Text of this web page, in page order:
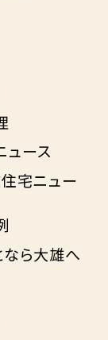
ュース
宅ニュー
ら大雄へ